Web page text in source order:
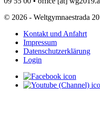
© 2026 - Weltgymnaestrada
Kontakt und Anfahrt
Impressum
Datenschutzerklärung
Login